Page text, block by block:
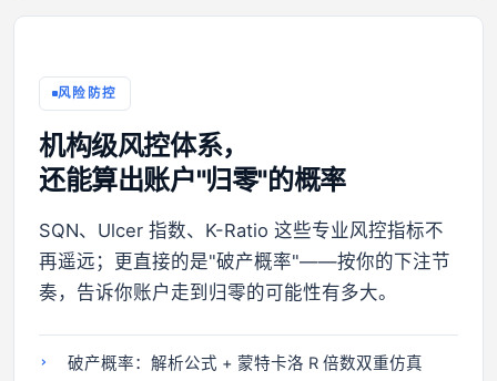
风险防控
机构级风控体系，
还能算出账户"归零"的概率
SQN、Ulcer 指数、K-Ratio 这些专业风控指标不
再遥远；更直接的是"破产概率"——按你的下注节
奏，告诉你账户走到归零的可能性有多大。
破产概率：解析公式 + 蒙特卡洛 R 倍数双重仿真